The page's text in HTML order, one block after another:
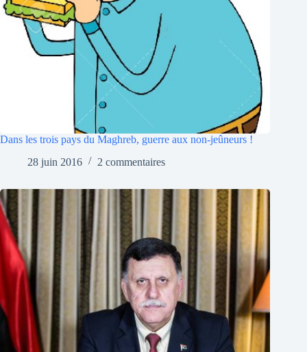
Dans les trois pays du Maghreb, guerre aux non-jeûneurs !
28 juin 2016
2 commentaires